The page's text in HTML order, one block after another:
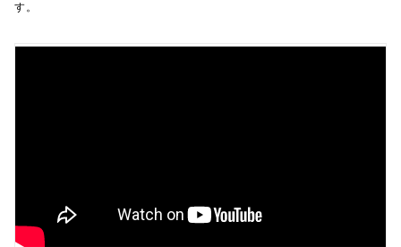
す。